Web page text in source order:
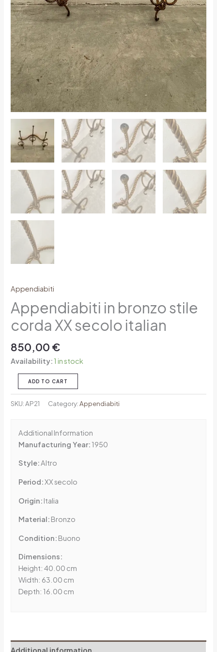
Appendiabiti
Appendiabiti in bronzo stile
corda XX secolo italian
850,00 €
Availability:1 in stock
ADD TO CART
SKU:AP21 Category:Appendiabiti
Additional Information
Manufacturing Year:1950
Style:Altro
Period:XX secolo
Origin: Italia
Material: Bronzo
Condition: Buono
Dimensions:
Height: 40.00 cm
Width: 63.00 cm
Depth: 16.00 cm
Additional information